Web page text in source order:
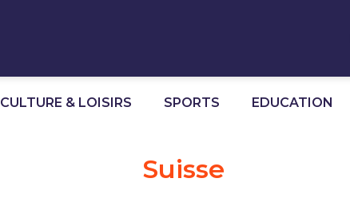
CULTURE & LOISIRS SPORTS EDUCATION
Suisse